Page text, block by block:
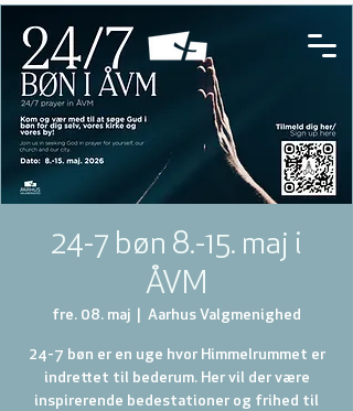
24-7 bøn 8.-15. maj i
ÅVM
fre. 08. maj Aarhus Valgmenighed
24-7 bøn er en uge hvor Himmelrummet er
indrettet til bederum. Her vil der være
inspirerende bedestationer og frihed til